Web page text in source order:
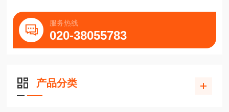
服务热线
020-38055783
产品分类